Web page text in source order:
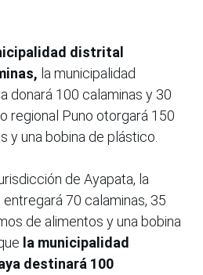
distrital
la municipalidad
donará 100 calaminas y 30
regional Puno otorgará 150
y una bobina de plástico.
de Ayapata, la
70 calaminas, 35
de alimentos y una bobina
la municipalidad
destinará 100